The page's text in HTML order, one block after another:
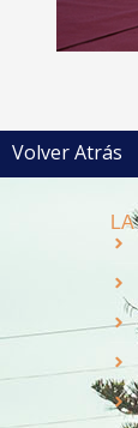
Volver Atrás